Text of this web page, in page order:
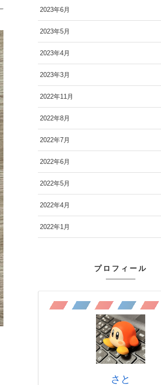
2023年6月
2023年5月
2023年4月
2023年3月
2022年11月
2022年8月
2022年7月
2022年6月
2022年5月
2022年4月
2022年1月
プロフィール
さと